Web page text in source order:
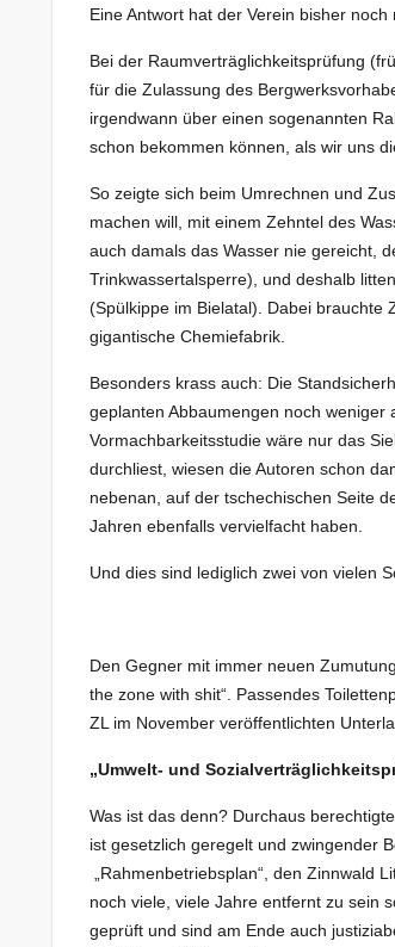
Eine Antwort hat der Verein bisher
Bei der Raumverträglichkeitsprüfung
für die Zulassung des
irgendwann über einen sogenannten
schon bekommen können, als wir uns
So zeigte sich beim Umrechnen und
machen will, mit einem Zehntel des
auch damals das Wasser nie gereicht,
Trinkwassertalsperre), und deshalb
(Spülkippe im Bielatal). Dabei brauchte
gigantische Chemiefabrik.
Besonders krass auch: Die
geplanten Abbaumengen noch
Vormachbarkeitsstudie wäre nur das
durchliest, wiesen die Autoren schon
nebenan, auf der tschechischen Seite
Jahren ebenfalls vervielfacht haben.
Und dies sind lediglich zwei von vielen
Den Gegner mit immer neuen
the zone with shit“. Passendes
ZL im November veröffentlichten
„Umwelt- und
Was ist das denn? Durchaus
ist gesetzlich geregelt und zwingender
„Rahmenbetriebsplan“, den Zinnwald
noch viele, viele Jahre entfernt zu sein
geprüft und sind am Ende auch